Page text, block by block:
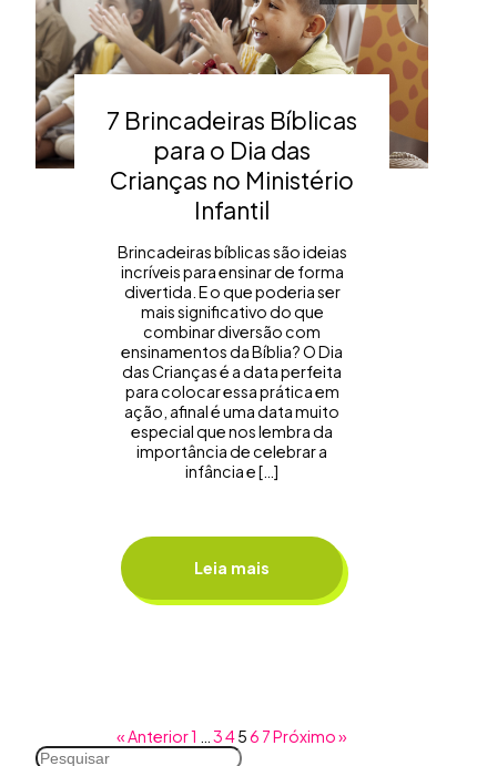
7 Brincadeiras Bíblicas
para o Dia das
Crianças no Ministério
Infantil
Brincadeiras bíblicas são ideias
incríveis para ensinar de forma
divertida. E o que poderia ser
mais significativo do que
combinar diversão com
ensinamentos da Bíblia? O Dia
das Crianças é a data perfeita
para colocar essa prática em
ação, afinal é uma data muito
especial que nos lembra da
importância de celebrar a
infância e […]
Leia mais
« Anterior1 3456 7Próximo »
Pesquisar